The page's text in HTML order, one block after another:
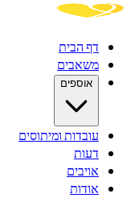
דף הבית
משאבים
אוספים
עובדות ומיתוסים
דעות
אויבים
אודות